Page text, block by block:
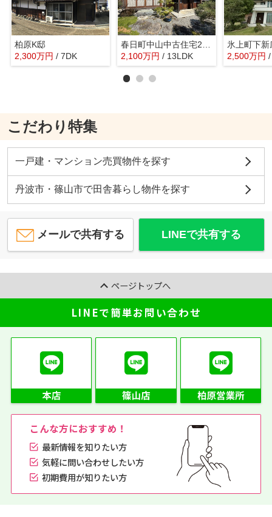
柏原K邸
2,300万円 / 7DK
2,100万円 / 13LDK
氷上町下
2,500万円
こだわり特集
一戸建・マンション売買物件を探す
丹波市・篠山市で田舎暮らし物件を探す
メールで共有する LINEで共有する
ページトップへ
LINEで簡単お問い合わせ
こんな方におすすめ！
最新情報を知りたい方
気軽に問い合わせしたい方
初期費用が知りたい方